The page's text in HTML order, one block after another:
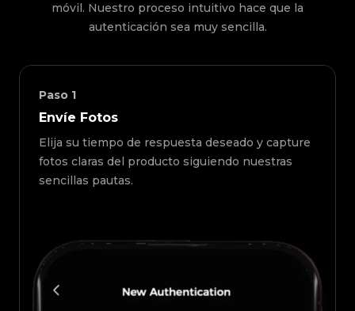
móvil. Nuestro proceso intuitivo hace que la
autenticación sea muy sencilla.
Paso 1
Envíe Fotos
Elija su tiempo de respuesta deseado y capture
fotos claras del producto siguiendo nuestras
sencillas pautas.